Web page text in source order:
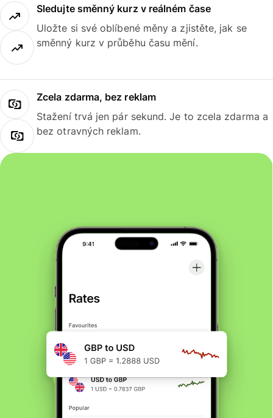
Sledujte směnný kurz v reálném čase
Uložte si své oblíbené měny a zjistěte, jak se
směnný kurz v průběhu času mění.
Zcela zdarma, bez reklam
Stažení trvá jen pár sekund. Je to zcela zdarma a
bez otravných reklam.